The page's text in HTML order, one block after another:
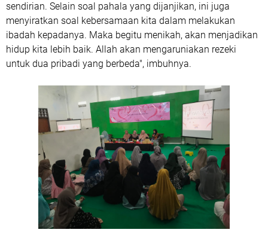
sendirian. Selain soal pahala yang dijanjikan, ini juga
menyiratkan soal kebersamaan kita dalam melakukan
ibadah kepadanya. Maka begitu menikah, akan menjadikan
hidup kita lebih baik. Allah akan mengaruniakan rezeki
untuk dua pribadi yang berbeda", imbuhnya.